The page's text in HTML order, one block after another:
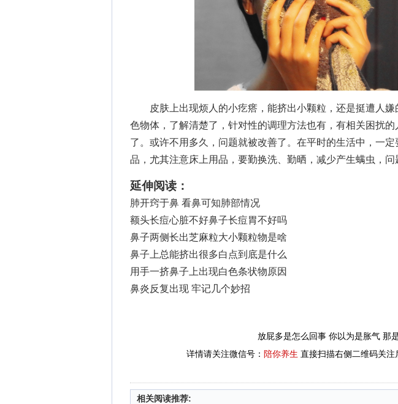
皮肤上出现烦人的小疙瘩，能挤出小颗粒，还是挺遭人嫌
色物体，了解清楚了，针对性的调理方法也有，有相关困扰
了。或许不用多久，问题就被改善了。在平时的生活中，一
品，尤其注意床上用品，要勤换洗、勤晒，减少产生螨虫，问
延伸阅读：
肺开窍于鼻 看鼻可知肺部情况
额头长痘心脏不好鼻子长痘胃不好吗
鼻子两侧长出芝麻粒大小颗粒物是啥
鼻子上总能挤出很多白点到底是什么
用手一挤鼻子上出现白色条状物原因
鼻炎反复出现 牢记几个妙招
放屁多是怎么回事 你以为是胀气 那
详情请关注微信号： 陪你养生 直接扫描右侧二维码关注
相关阅读推荐: